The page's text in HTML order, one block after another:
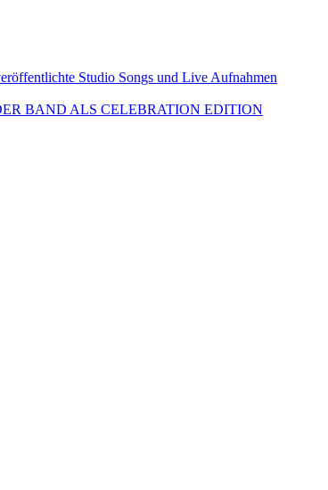
Studio Songs und Live Aufnahmen
BAND ALS CELEBRATION EDITION